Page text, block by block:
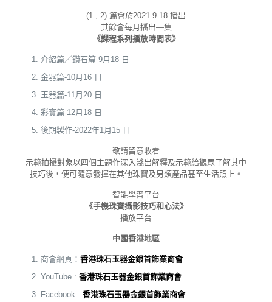
(1 , 2) 篇會於2021-9-18 播出
其餘會每月播出—集
《課程系列播放時間表》
介紹篇／鑽石篇-9月18 日
金器篇-10月16 日
玉器篇-11月20 日
彩寶篇-12月18 日
後期製作-2022年1月15 日
敬請留意收看
示範拍攝對象以四個主題作深入淺出解釋及示範給觀眾了解其中
技巧後，便可隨意發揮在其他珠寶及另類產品甚至生活照上。
智能學習平台
《手機珠寶攝影技巧和心法》
播放平台
中國香港地區
商會網頁：香港珠石玉器金銀首飾業商會
YouTube :香港珠石玉器金銀首飾業商會
Facebook :香港珠石玉器金銀首飾業商會